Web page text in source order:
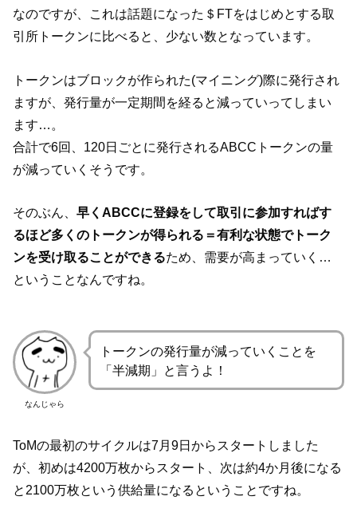
なのですが、これは話題になった＄FTをはじめとする取
引所トークンに比べると、少ない数となっています。
トークンはブロックが作られた(マイニング)際に発行され
ますが、発行量が一定期間を経ると減っていってしまい
ます…。
合計で6回、120日ごとに発行されるABCCトークンの量
が減っていくそうです。
そのぶん、早くABCCに登録をして取引に参加すればす
るほど多くのトークンが得られる＝有利な状態でトーク
ンを受け取ることができるため、需要が高まっていく…
ということなんですね。
なんじゃら
トークンの発行量が減っていくことを
「半減期」と言うよ！
ToMの最初のサイクルは7月9日からスタートしました
が、初めは4200万枚からスタート、次は約4か月後になる
と2100万枚という供給量になるということですね。